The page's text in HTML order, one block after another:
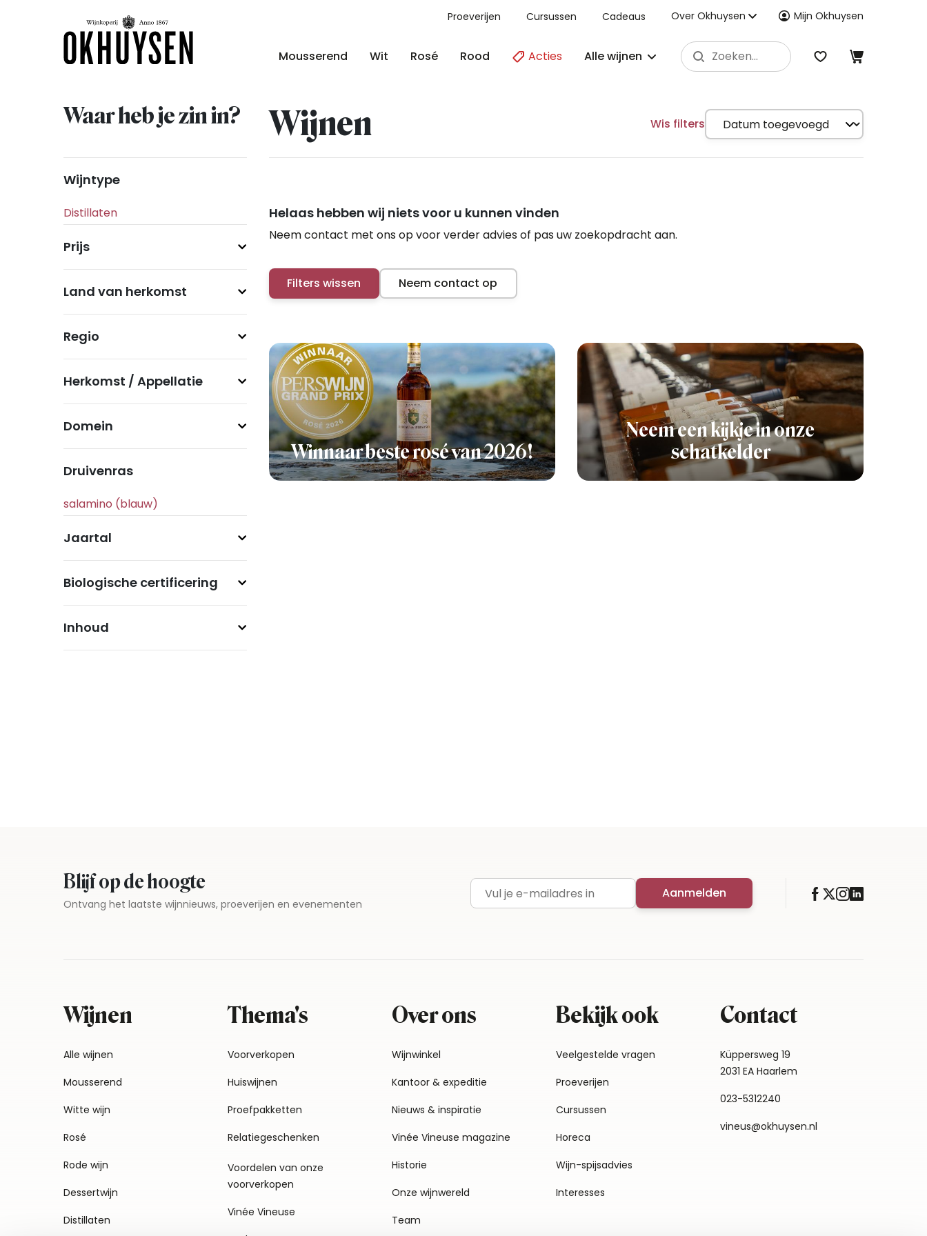
Proeverijen Cursussen Cadeaus Over Okhuysen Mijn Okhuysen
Mousserend Wit Rosé Rood Acties Alle wijnen
Waar heb je zin in? Wijnen Wis filters
Wijntype
Prijs
Land van herkomst
Regio
Herkomst / Appellatie
Domein
Druivenras
Jaartal
Biologische certificering
Inhoud
Helaas hebben wij niets voor u kunnen vinden
Neem contact met ons op voor verder advies of pas uw zoekopdracht aan.
Filters wissen Neem contact op
Winnaar beste rosé van 2026!
Neem een kijkje in onze
schatkelder
Blijf op de hoogte
Ontvang het laatste wijnnieuws, proeverijen en evenementen E-mailadres Aanmelden
Wijnen
Alle wijnen
Mousserend
Witte wijn
Rosé
Rode wijn
Dessertwijn
Distillaten
Thema's
Voorverkopen
Huiswijnen
Proefpakketten
Relatiegeschenken
Voordelen van onze
voorverkopen
Vinée Vineuse
Over ons
Wijnwinkel
Kantoor & expeditie
Nieuws & inspiratie
Vinée Vineuse magazine
Historie
Onze wijnwereld
Team
Bekijk ook
Veelgestelde vragen
Proeverijen
Cursussen
Horeca
Wijn-spijsadvies
Interesses
Contact
Küppersweg 19
2031 EA Haarlem
023-5312240
vineus@okhuysen.nl